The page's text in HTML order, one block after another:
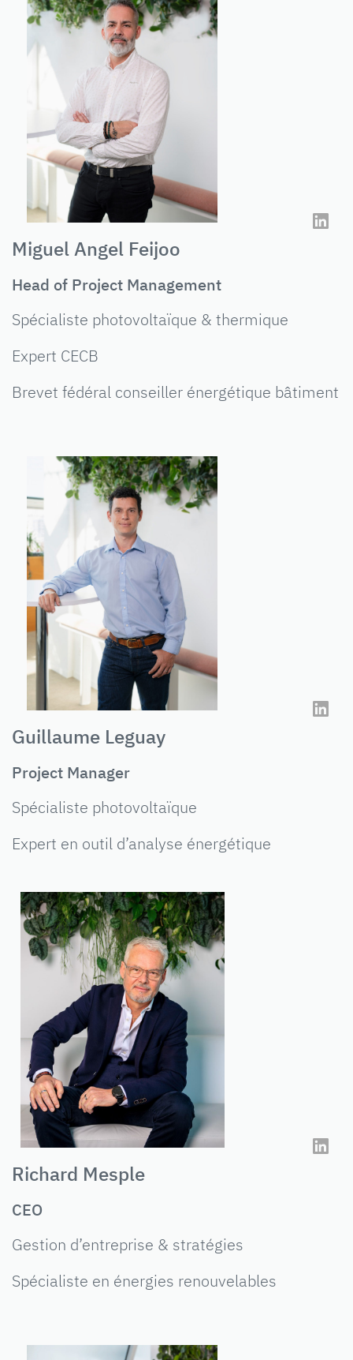
Miguel Angel Feijoo
Head of Project Management
Spécialiste photovoltaïque & thermique
Expert CECB
Brevet fédéral conseiller énergétique bâtiment
Guillaume Leguay
Project Manager
Spécialiste photovoltaïque
Expert en outil d’analyse énergétique
Richard Mesple
CEO
Gestion d’entreprise & stratégies
Spécialiste en énergies renouvelables